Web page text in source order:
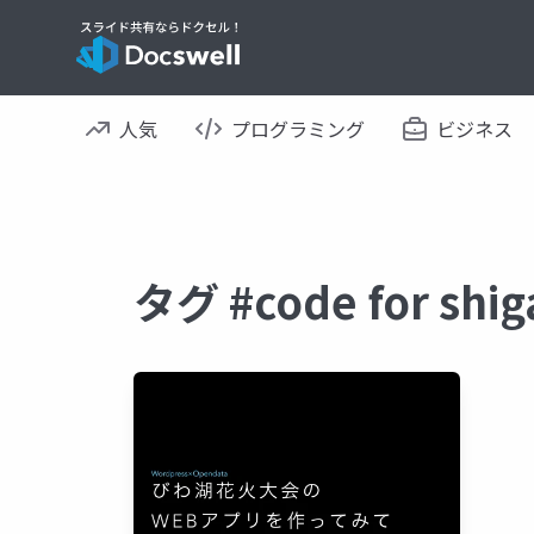
人気 プログラミング ビジネス
タグ #code for